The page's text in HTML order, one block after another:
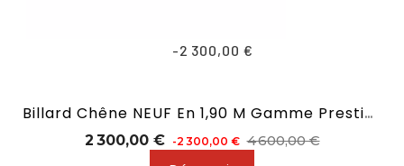
-2 300,00 €
Billard Chêne NEUF En 1,90 M Gamme Prestige
2 300,00 € Prix
de
-2 300,00 € 4 600,00 €Prix